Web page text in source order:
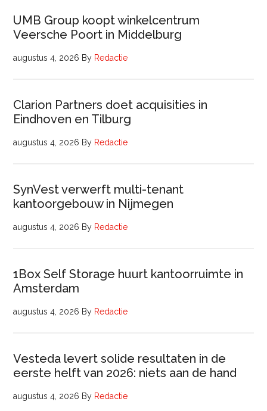
UMB Group koopt winkelcentrum
Veersche Poort in Middelburg
augustus 4, 2026 By Redactie
Clarion Partners doet acquisities in
Eindhoven en Tilburg
augustus 4, 2026 By Redactie
SynVest verwerft multi-tenant
kantoorgebouw in Nijmegen
augustus 4, 2026 By Redactie
1Box Self Storage huurt kantoorruimte in
Amsterdam
augustus 4, 2026 By Redactie
Vesteda levert solide resultaten in de
eerste helft van 2026: niets aan de hand
augustus 4, 2026 By Redactie